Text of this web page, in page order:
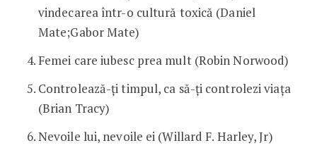
vindecarea într-o cultură toxică (Daniel
Mate;Gabor Mate)
Femei care iubesc prea mult (Robin Norwood)
Controlează-ți timpul, ca să-ți controlezi viața
(Brian Tracy)
Nevoile lui, nevoile ei (Willard F. Harley, Jr)